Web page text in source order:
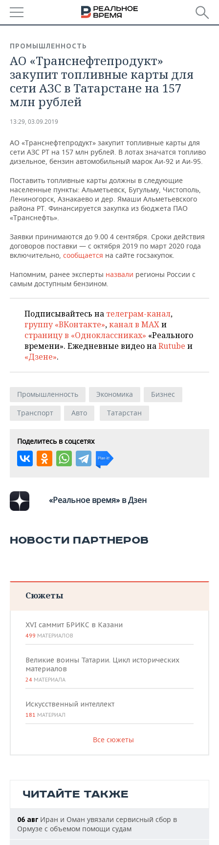
БАШКОРТОСТАН
ТАТАРСТАН
УДМУРТИЯ
НОВОСТИ
АНАЛИТИКА
НОВОСТИ АНАЛИТИКИ
ДЕКЛАРАЦИИ О ДОХОДАХ
КОРОЛИ ГОСЗАКАЗА ПФО
КОМУ ПРИНАДЛЕЖАТ
ТОРГОВЫЕ ЦЕНТРЫ
ТАТАРСТАНА
ЭКОНОМИКА
НОВОСТИ ЭКОНОМИКИ
ФИНАНСЫ
БЮДЖЕТ
ИНВЕСТИЦИИ
ПРОМЫШЛЕННОСТЬ
НОВОСТИ
ПРОМЫШЛЕННОСТИ
АГРОПРОМ
МАШИНОСТРОЕНИЕ
НЕФТЕХИМИЯ
НЕФТЬ
ЭНЕРГЕТИКА
НЕДВИЖИМОСТЬ
НОВОСТИ АВТО
БИЗНЕС
НОВОСТИ БИЗНЕСА
РОЗНИЧНАЯ ТОРГОВЛЯ
ТРАНСПОРТ
УСЛУГИ
ТЕХНОЛОГИИ
НОВОСТИ ТЕХНОЛОГИЙ
IT
МЕДИА
МЕРОПРИЯТИЯ
НОВОСТИ МЕРОПРИЯТИЙ
ВЫЕЗДНАЯ РЕДАКЦИЯ
ONLINE-КОНФЕРЕНЦИИ
ОТКРЫТАЯ ЛЕКЦИЯ
СПОРТ
НОВОСТИ СПОРТА
ХОККЕЙ
БАСКЕТБОЛ
ВОЛЕЙБОЛ
КИБЕРСПОРТ
ФИГУРНОЕ КАТАНИЕ
ВОДНЫЕ ВИДЫ СПОРТА
ХОККЕЙ С МЯЧОМ
ОБЩЕСТВО
ВЛАСТЬ
ИНФРАСТРУКТУРА
ИСТОРИЯ
КУЛЬТУРА
МЕДИЦИНА
ОБРАЗОВАНИЕ
ПРОИСШЕСТВИЯ
СЮЖЕТЫ
СПРАВОЧНИК
СПИСОК ПЕРСОН
СПИСОК КОМПАНИЙ
ПОЛНАЯ ВЕРСИЯ
ПРОМЫШЛЕННОСТЬ
АО «Транснефтепродукт»
закупит топливные карты для
сети АЗС в Татарстане на 157
млн рублей
13:29, 03.09.2019
АО «Транснефтепродукт» закупит топливные карты для
сети АЗС РТ на 157 млн рублей. В лотах значатся топливо
дизельное, бензин автомобильный марок Аи-92 и Аи-95.
Поставить топливные карты должны в следующие
населенные пункты: Альметьевск, Бугульму, Чистополь,
Лениногорск, Азнакаево и дер. Ямаши Альметьевского
района РТ. Финансируется закупка из бюджета ПАО
«Транснефть».
Заявки принимаются до 9.00 4 сентября. Сроки действия
договоров поставки — с октября 2019 по март 2020 года
включительно, сообщается на сайте госзакупок.
Напомним, ранее эксперты назвали регионы России с
самым доступным бензином.
Подписывайтесь на телеграм-канал,
группу «ВКонтакте»,канал в MAXи
страницу в «Одноклассниках» «Реального
времени». Ежедневные видео наRutube и
«Дзене».
Промышленность Экономика
Бизнес
Транспорт
Авто Татарстан
Поделитесь в соцсетях
«Реальное время» в Дзен
НОВОСТИ ПАРТНЕРОВ
Сюжеты
XVI саммит БРИКС в Казани
499 МАТЕРИАЛОВ
Великие воины Татарии. Цикл исторических
материалов
24 МАТЕРИАЛА
Искусственный интеллект
181 МАТЕРИАЛ
Все сюжеты
ЧИТАЙТЕ ТАКЖЕ
06 авг Иран и Оман увязали сервисный сбор в
Ормузе с объемом помощи судам